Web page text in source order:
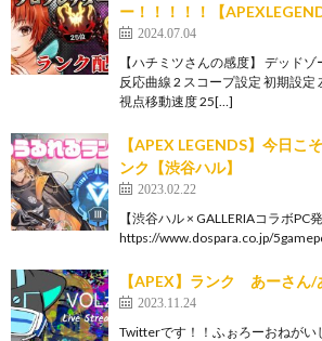
ー！！！！！【
2024.07.04
【ハチミツさんの感度】 デッド
反応曲線 2 スコープ設定 初期設
視点移動速度 25[…]
【APEX LEGENDS】今日こ
ンク【渋谷ハル】
2023.02.22
【渋谷ハル × GALLERIAコラボPC
https://www.dospara.co.jp/
【APEX】ランク あーさん/
2023.11.24
Twitterです！！ふぉろーおねがい